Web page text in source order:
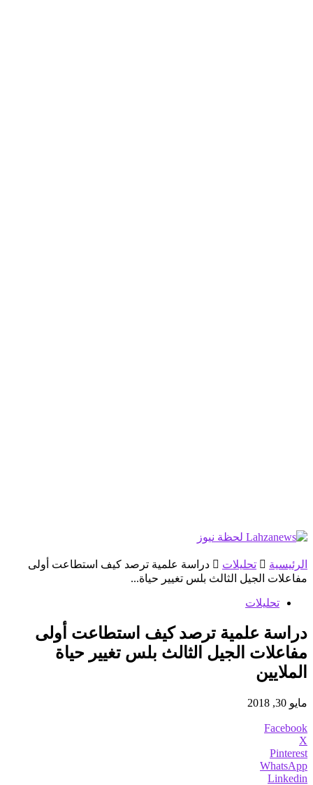
الرئيسية تحليلات
دراسة علمية ترصد كيف استطاعت أولى
مفاعلات الجيل الثالث بلس تغيير حياة...
تحليلات
دراسة علمية ترصد كيف استطاعت أولى
مفاعلات الجيل الثالث بلس تغيير حياة
الملايين
مايو 30, 2018
Facebook
X
Pinterest
WhatsApp
Linkedin